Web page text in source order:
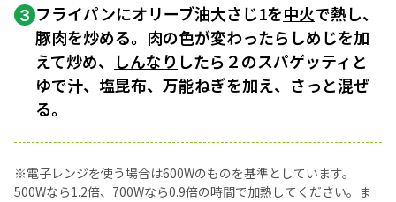
3 フライパンにオリーブ油大さじ1を中火で熱し、
豚肉を炒める。肉の色が変わったらしめじを加
えて炒め、
しんなり したら２のスパゲッティと
ゆで汁、塩昆布、万能ねぎを加え、さっと混ぜ
る。
※電子レンジを使う場合は600Wのものを基準としています。
500Wなら1.2倍、700Wなら0.9倍の時間で加熱してください。ま